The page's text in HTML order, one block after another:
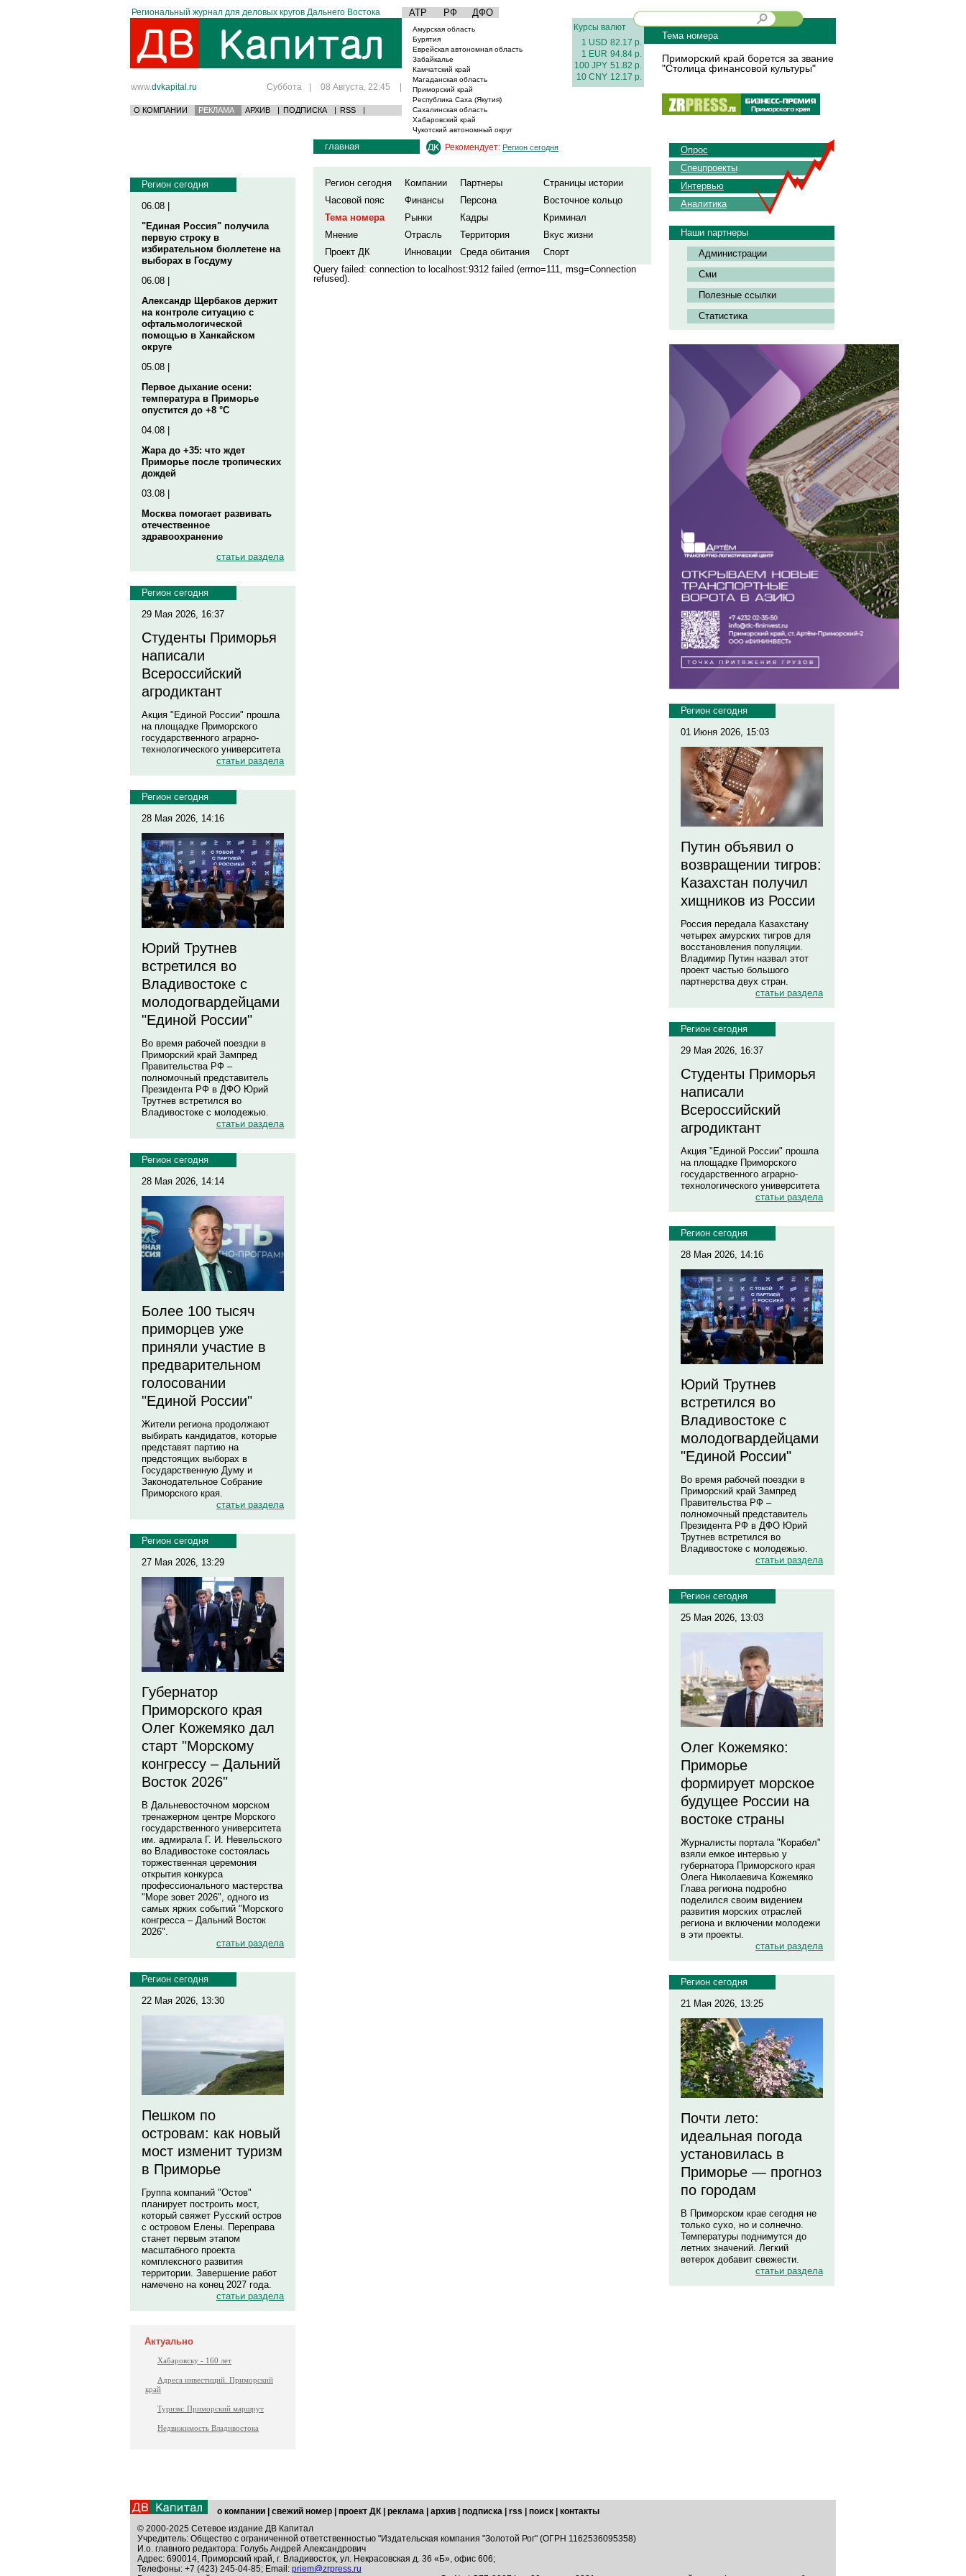
Региональный журнал для деловых кругов Дальнего Востока АТР РФ ДФО
www.dvkapital.ru Суббота | 08 Августа, 22:45 |
О КОМПАНИИ РЕКЛАМА АРХИВ | ПОДПИСКА | RSS |
Амурская область
Бурятия
Еврейская автономная область
Забайкалье
Камчатский край
Магаданская область
Приморский край
Республика Саха (Якутия)
Сахалинская область
Хабаровский край
Чукотский автономный округ
Курсы валют
1 USD 82.17 р.
1 EUR 94.84 р.
100 JPY 51.82 р.
10 CNY 12.17 р.
Тема номера
Приморский край борется за звание
"Столица финансовой культуры"
Регион сегодня
06.08 |
"Единая Россия" получила
первую строку в
избирательном бюллетене на
выборах в Госдуму
06.08 |
Александр Щербаков держит
на контроле ситуацию с
офтальмологической
помощью в Ханкайском
округе
05.08 |
Первое дыхание осени:
температура в Приморье
опустится до +8 °C
04.08 |
Жара до +35: что ждет
Приморье после тропических
дождей
03.08 |
Москва помогает развивать
отечественное
здравоохранение
статьи раздела
Регион сегодня
29 Мая 2026, 16:37
Студенты Приморья
написали
Всероссийский
агродиктант
Акция "Единой России" прошла
на площадке Приморского
государственного аграрно-
технологического университета
статьи раздела
Регион сегодня
28 Мая 2026, 14:16
Юрий Трутнев
встретился во
Владивостоке с
молодогвардейцами
"Единой России"
Во время рабочей поездки в
Приморский край Зампред
Правительства РФ –
полномочный представитель
Президента РФ в ДФО Юрий
Трутнев встретился во
Владивостоке с молодежью.
статьи раздела
Регион сегодня
28 Мая 2026, 14:14
Более 100 тысяч
приморцев уже
приняли участие в
предварительном
голосовании
"Единой России"
Жители региона продолжают
выбирать кандидатов, которые
представят партию на
предстоящих выборах в
Государственную Думу и
Законодательное Собрание
Приморского края.
статьи раздела
Регион сегодня
27 Мая 2026, 13:29
Губернатор
Приморского края
Олег Кожемяко дал
старт "Морскому
конгрессу – Дальний
Восток 2026"
В Дальневосточном морском
тренажерном центре Морского
государственного университета
им. адмирала Г. И. Невельского
во Владивостоке состоялась
торжественная церемония
открытия конкурса
профессионального мастерства
"Море зовет 2026", одного из
самых ярких событий "Морского
конгресса – Дальний Восток
2026".
статьи раздела
Регион сегодня
22 Мая 2026, 13:30
Пешком по
островам: как новый
мост изменит туризм
в Приморье
Группа компаний "Остов"
планирует построить мост,
который свяжет Русский остров
с островом Елены. Переправа
станет первым этапом
масштабного проекта
комплексного развития
территории. Завершение работ
намечено на конец 2027 года.
статьи раздела
Актуально
Хабаровску - 160 лет
Адреса инвестиций. Приморский
край
Туризм: Приморский маршрут
Недвижимость Владивостока
главная Рекомендует: Регион сегодня
Регион сегодня Компании Партнеры
Страницы истории
Часовой пояс
Финансы Персона
Восточное кольцо
Тема номера
Рынки Кадры
Криминал
Мнение
Отрасль Территория
Вкус жизни
Проект ДК
Инновации Среда обитания
Спорт
Query failed: connection to localhost:9312 failed (errno=111, msg=Connection
refused).
Опрос
Спецпроекты
Интервью
Аналитика
Наши партнеры
Администрации
Сми
Полезные ссылки
Статистика
Регион сегодня
01 Июня 2026, 15:03
Путин объявил о
возвращении тигров:
Казахстан получил
хищников из России
Россия передала Казахстану
четырех амурских тигров для
восстановления популяции.
Владимир Путин назвал этот
проект частью большого
партнерства двух стран.
статьи раздела
Регион сегодня
29 Мая 2026, 16:37
Студенты Приморья
написали
Всероссийский
агродиктант
Акция "Единой России" прошла
на площадке Приморского
государственного аграрно-
технологического университета
статьи раздела
Регион сегодня
28 Мая 2026, 14:16
Юрий Трутнев
встретился во
Владивостоке с
молодогвардейцами
"Единой России"
Во время рабочей поездки в
Приморский край Зампред
Правительства РФ –
полномочный представитель
Президента РФ в ДФО Юрий
Трутнев встретился во
Владивостоке с молодежью.
статьи раздела
Регион сегодня
25 Мая 2026, 13:03
Олег Кожемяко:
Приморье
формирует морское
будущее России на
востоке страны
Журналисты портала "Корабел"
взяли емкое интервью у
губернатора Приморского края
Олега Николаевича Кожемяко
Глава региона подробно
поделился своим видением
развития морских отраслей
региона и включении молодежи
в эти проекты.
статьи раздела
Регион сегодня
21 Мая 2026, 13:25
Почти лето:
идеальная погода
установилась в
Приморье — прогноз
по городам
В Приморском крае сегодня не
только сухо, но и солнечно.
Температуры поднимутся до
летних значений. Легкий
ветерок добавит свежести.
статьи раздела
о компании свежий номер проект ДК реклама архив подписка rss поиск
контакты
© 2000-2025 Сетевое издание ДВ Капитал
Учредитель: Общество с ограниченной ответственностью "Издательская компания "Золотой Рог" (ОГРН 1162536095358)
И.о. главного редактора: Голубь Андрей Александрович
Адрес: 690014, Приморский край, г. Владивосток, ул. Некрасовская д. 36 «Б», офис 606;
Телефоны: +7 (423) 245-04-85; Email: priem@zrpress.ru